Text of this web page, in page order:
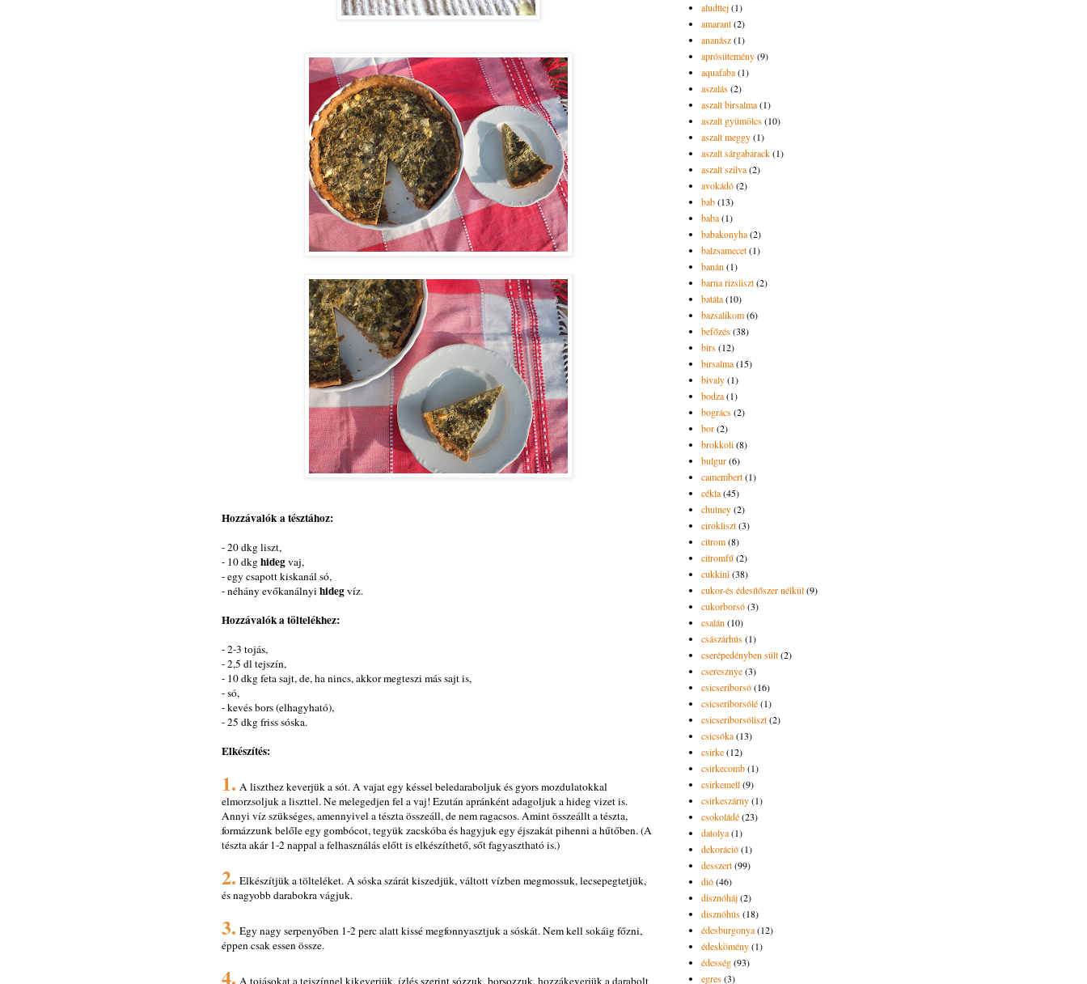
Hozzávalók a tésztához:
- 20 dkg liszt,
- 10 dkghidegvaj,
- egy csapott kiskanál só,
- néhány evőkanálnyi hidegvíz.
Hozzávalók a töltelékhez:
- 2-3 tojás,
- 2,5 dl tejszín,
- 10 dkg feta sajt, de, ha nincs, akkor megteszi más sajt is,
- só,
- kevés bors (elhagyható),
- 25 dkg friss sóska.
Elkészítés:
1. A liszthez keverjük a sót. A vajat egy késsel beledaraboljuk és gyors mozdulatokkal
elmorzsoljuk a liszttel. Ne melegedjen fel a vaj! Ezután apránként adagoljuk a hideg vizet is.
Annyi víz szükséges, amennyivel a tészta összeáll, de nem ragacsos. Amint összeállt a tészta,
formázzunk belőle egy gombócot, tegyük zacskóba és hagyjuk egy éjszakát pihenni a hűtőben. (A
tészta akár 1-2 nappal a felhasználás előtt is elkészíthető, sőt fagyasztható is.)
2. Elkészítjük a tölteléket. A sóska szárát kiszedjük, váltott vízben megmossuk, lecsepegtetjük,
és nagyobb darabokra vágjuk.
3. Egy nagy serpenyőben 1-2 perc alatt kissé megfonnyasztjuk a sóskát. Nem kell sokáig főzni,
éppen csak essen össze.
4. A tojásokat a tejszínnel kikeverjük, ízlés szerint sózzuk, borsozzuk, hozzákeverjük a darabolt
aludttej(1)
amarant(2)
ananász(1)
aprósütemény(9)
aquafaba(1)
aszalás(2)
aszalt birsalma(1)
aszalt gyümölcs(10)
aszalt meggy(1)
aszalt sárgabarack(1)
aszalt szilva(2)
avokádó(2)
bab(13)
baba(1)
babakonyha(2)
balzsamecet(1)
banán(1)
barna rizsliszt(2)
batáta(10)
bazsalikom(6)
befőzés(38)
birs(12)
birsalma(15)
bivaly(1)
bodza(1)
bogrács(2)
bor(2)
brokkoli(8)
bulgur(6)
camembert(1)
cékla(45)
chutney(2)
cirokliszt(3)
citrom(8)
citromfű(2)
cukkini(38)
cukor-és édesítőszer nélkül(9)
cukorborsó(3)
csalán(10)
császárhús(1)
cserépedényben sült(2)
cseresznye(3)
csicseriborsó(16)
csicseriborsólé(1)
csicseriborsóliszt(2)
csicsóka(13)
csirke(12)
csirkecomb(1)
csirkemell(9)
csirkeszárny(1)
csokoládé(23)
datolya(1)
dekoráció(1)
desszert(99)
dió(46)
disznóháj(2)
disznóhús(18)
édesburgonya(12)
édeskömény(1)
édesség(93)
egres(3)